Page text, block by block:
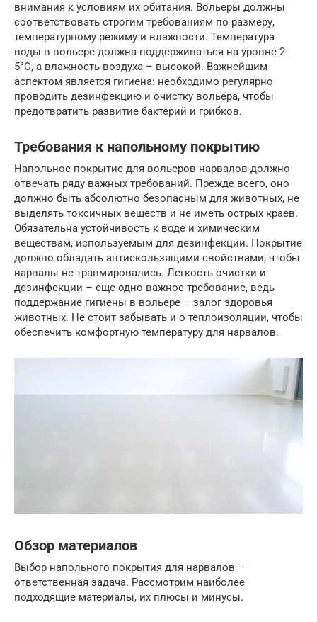
внимания к условиям их обитания. Вольеры должны
соответствовать строгим требованиям по размеру,
температурному режиму и влажности. Температура
воды в вольере должна поддерживаться на уровне 2-
5°C, а влажность воздуха – высокой. Важнейшим
аспектом является гигиена: необходимо регулярно
проводить дезинфекцию и очистку вольера, чтобы
предотвратить развитие бактерий и грибков.
Требования к напольному покрытию
Напольное покрытие для вольеров нарвалов должно
отвечать ряду важных требований. Прежде всего, оно
должно быть абсолютно безопасным для животных, не
выделять токсичных веществ и не иметь острых краев.
Обязательна устойчивость к воде и химическим
веществам, используемым для дезинфекции. Покрытие
должно обладать антискользящими свойствами, чтобы
нарвалы не травмировались. Легкость очистки и
дезинфекции – еще одно важное требование, ведь
поддержание гигиены в вольере – залог здоровья
животных. Не стоит забывать и о теплоизоляции, чтобы
обеспечить комфортную температуру для нарвалов.
Обзор материалов
Выбор напольного покрытия для нарвалов –
ответственная задача. Рассмотрим наиболее
подходящие материалы, их плюсы и минусы.